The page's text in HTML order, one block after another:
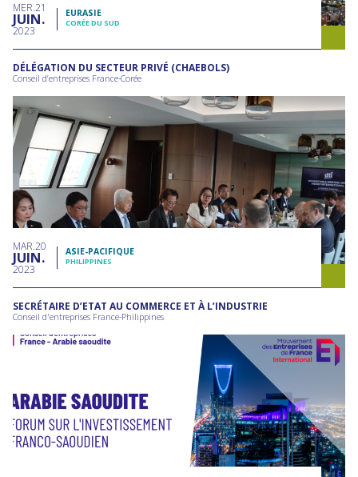
MER 21
JUIN
2023
EURASIE
CORÉE DU SUD
DÉLÉGATION DU SECTEUR PRIVÉ (CHAEBOLS)
Conseil d’entreprises France-Corée
MAR 20
JUIN
2023
ASIE-PACIFIQUE
PHILIPPINES
SECRÉTAIRE D’ETAT AU COMMERCE ET À L’INDUSTRIE
Conseil d'entreprises France-Philippines